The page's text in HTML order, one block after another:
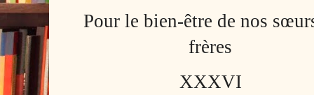
Pour le bien-être de nos
frères
XXXVI